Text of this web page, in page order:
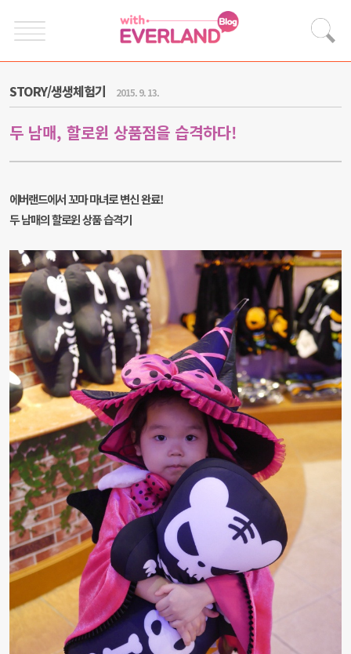
STORY/생생체험기 2015. 9. 13.
두 남매, 할로윈 상품점을 습격하다!
에버랜드에서 꼬마 마녀로 변신 완료!
두 남매의 할로윈 상품 습격기